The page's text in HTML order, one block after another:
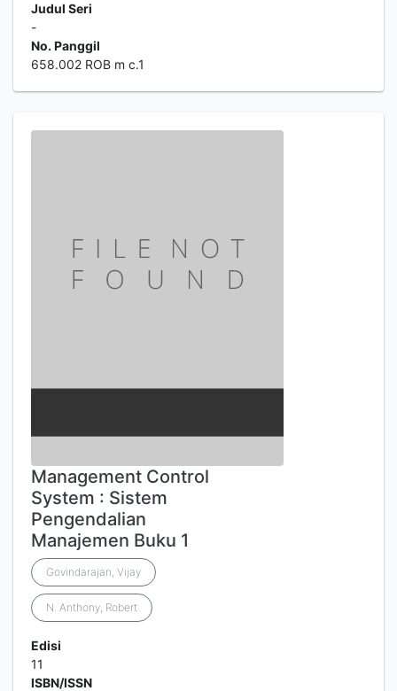
Judul Seri
-
No. Panggil
658.002 ROB m c.1
Management Control
System : Sistem
Pengendalian
Manajemen Buku 1
Govindarajan, Vijay
N. Anthony, Robert
Edisi
11
ISBN/ISSN